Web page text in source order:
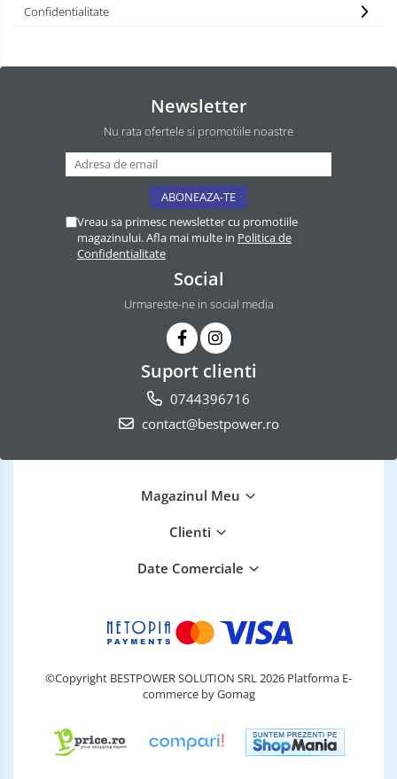
Confidentialitate
Newsletter
Nu rata ofertele si promotiile noastre
Vreau sa primesc newsletter cu promotiile
magazinului. Afla mai multe in Politica de
Confidentialitate
Social
Urmareste-ne in social media
Suport clienti
0744396716
contact@bestpower.ro
Magazinul Meu
Clienti
Date Comerciale
©Copyright BESTPOWER SOLUTION SRL 2026 Platforma E-
commerce by Gomag